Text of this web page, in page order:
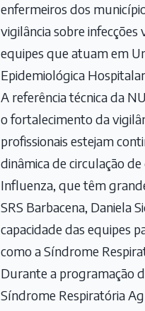
enfermeiros dos
vigilância sobre infecções
equipes que atuam em
Epidemiológica
A referência técnica da
o fortalecimento da
profissionais estejam
dinâmica de circulação
Influenza, que têm
SRS Barbacena, Daniela
capacidade das equipes
como a Síndrome
Durante a programação
Síndrome Respiratória